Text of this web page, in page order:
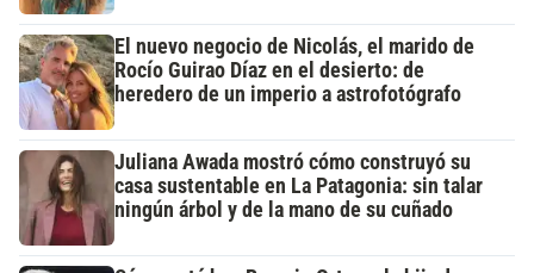
El nuevo negocio de Nicolás, el marido de
Rocío Guirao Díaz en el desierto: de
heredero de un imperio a astrofotógrafo
Juliana Awada mostró cómo construyó su
casa sustentable en La Patagonia: sin talar
ningún árbol y de la mano de su cuñado